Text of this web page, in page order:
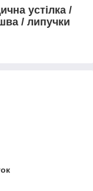
устілка /
/ липучки